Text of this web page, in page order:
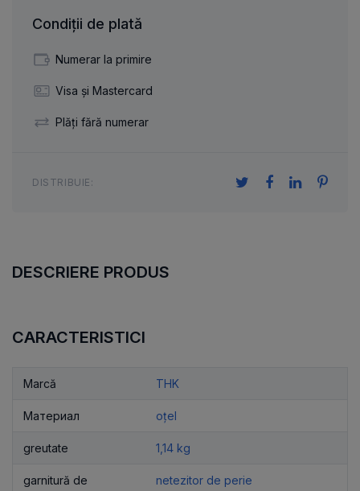
Condiții de plată
Numerar la primire
Visa și Mastercard
Plăți fără numerar
DISTRIBUIE:
DESCRIERE PRODUS
CARACTERISTICI
Marcă THK
Материал oțel
greutate 1,14 kg
garnitură de
netezitor de perie